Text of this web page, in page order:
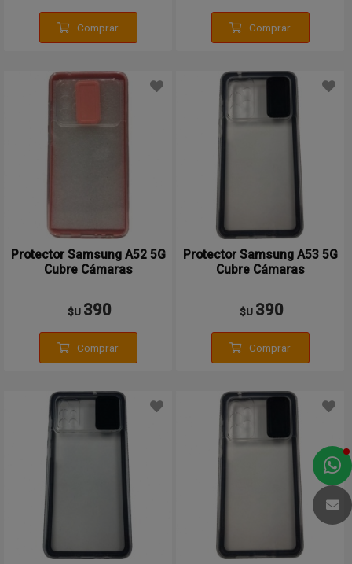
Comprar Comprar
Protector Samsung A52 5G
Cubre Cámaras
$U 390
Comprar
Protector Samsung A53 5G
Cubre Cámaras
$U 390
Comprar